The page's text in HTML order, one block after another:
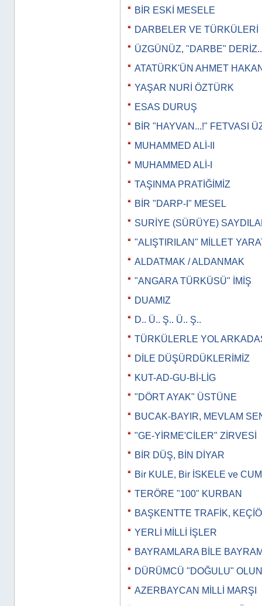
BİR ESKİ MESELE
DARBELER VE TÜRKÜLERİ
ÜZGÜNÜZ, "DARBE"
ATATÜRK'ÜN AHMET
YAŞAR NURİ ÖZTÜRK
ESAS DURUŞ
BİR "HAYVAN...!" FETVASI
MUHAMMED ALİ-II
MUHAMMED ALİ-I
TAŞINMA PRATİĞİMİZ
BİR "DARP-I" MESEL
SURİYE (SÜRÜYE)
"ALIŞTIRILAN" MİLLET
ALDATMAK / ALDANMAK
"ANGARA TÜRKÜSÜ" İMİŞ
DUAMIZ
D.. Ü.. Ş.. Ü.. Ş..
TÜRKÜLERLE YOL
DİLE DÜŞÜRDÜKLERİMİZ
KUT-AD-GU-Bİ-LİG
"DÖRT AYAK" ÜSTÜNE
BUCAK-BAYIR, MEVLAM
"GE-YİRME'CİLER" ZİRVESİ
BİR DÜŞ, BİN DİYAR
Bir KULE, Bir İSKELE ve
TERÖRE "100" KURBAN
BAŞKENTTE TRAFİK,
YERLİ MİLLİ İŞLER
BAYRAMLARA BİLE
DÜRÜMCÜ "DOĞULU"
AZERBAYCAN MİLLİ MARŞI